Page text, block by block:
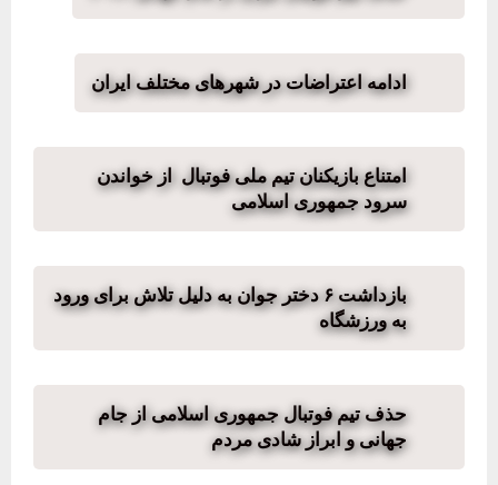
ادامه اعتراضات در شهرهای مختلف ایران
امتناع بازیکنان تیم ملی فوتبال از خواندن
سرود جمهوری اسلامی
بازداشت ۶ دختر جوان به دلیل تلاش برای ورود
به ورزشگاه
حذف تیم فوتبال جمهوری اسلامی از جام
جهانی و ابراز شادی مردم